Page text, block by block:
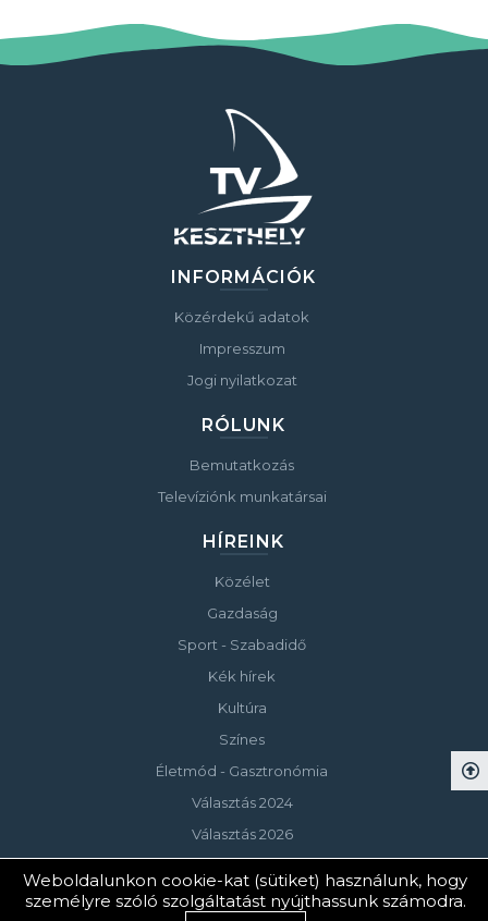
INFORMÁCIÓK
Közérdekű adatok
Impresszum
Jogi nyilatkozat
RÓLUNK
Bemutatkozás
Televíziónk munkatársai
HÍREINK
Közélet
Gazdaság
Sport - Szabadidő
Kék hírek
Kultúra
Színes
Életmód - Gasztronómia
Választás 2024
Választás 2026
© Copyright 2023 Keszthelyi Televízió
Weboldalunkon cookie-kat (sütiket) használunk, hogy
személyre szóló szolgáltatást nyújthassunk számodra.